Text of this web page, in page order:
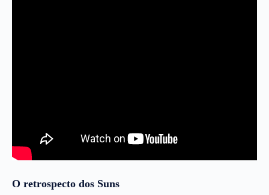
O retrospecto dos Suns